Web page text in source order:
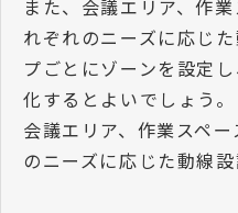
また、会議エリア、作
れぞれのニーズに応じ
プごとにゾーンを設定
化するとよいでしょう。
会議エリア、作業スペ
のニーズに応じた動線設